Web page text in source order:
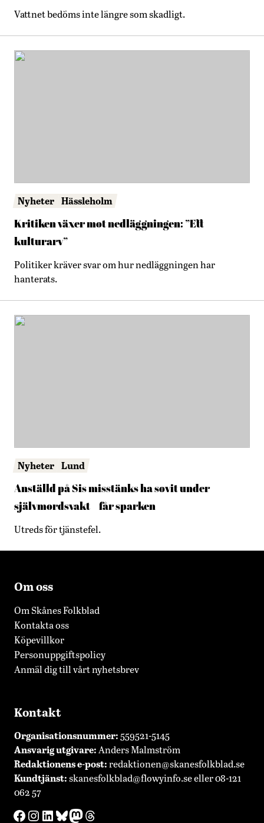
Vattnet bedöms inte längre som skadligt.
Nyheter Hässleholm
Kritiken växer mot nedläggningen: ”Ett
kulturarv”
Politiker kräver svar om hur nedläggningen har
hanterats.
Nyheter Lund
Anställd på Sis misstänks ha sovit under
självmordsvakt – får sparken
Utreds för tjänstefel.
Om oss
Om Skånes Folkblad
Kontakta oss
Köpevillkor
Personuppgiftspolicy
Anmäl dig till vårt nyhetsbrev
Kontakt
Organisationsnummer: 559521-5145
Ansvarig utgivare: Anders Malmström
Redaktionense-post:redaktionen@skanesfolkblad.se
Kundtjänst:skanesfolkblad@flowyinfo.seeller 08-121
062 57
Facebook
Instagram
LinkedIn
Bluesky
Mastodon
Threads